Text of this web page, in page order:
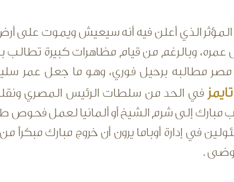
الذي أعلن فيه أنه سيعيش ويموت على أرض
وبالرغم من قيام مظاهرات كبيرة تطالب
مصر مطالبه برحيل فوري، وهو ما جعل عمر
في الحد من سلطات الرئيس المصري
مبارك إلى شرم الشيخ أو ألمانيا لعمل
في إدارة أوباما يرون أن خروج مبارك مبكراً
.